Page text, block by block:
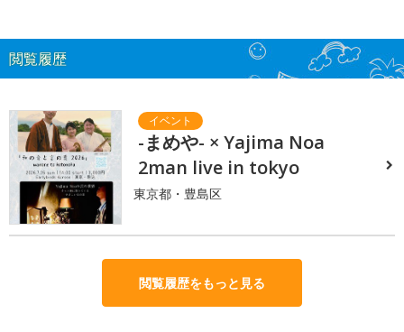
閲覧履歴
-まめや- × Yajima Noa
2man live in tokyo
東京都・豊島区
閲覧履歴をもっと見る